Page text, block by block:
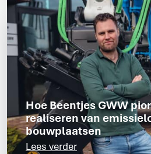
Hoe Beentjes GWW
realiseren van
bouwplaatsen
Lees verder